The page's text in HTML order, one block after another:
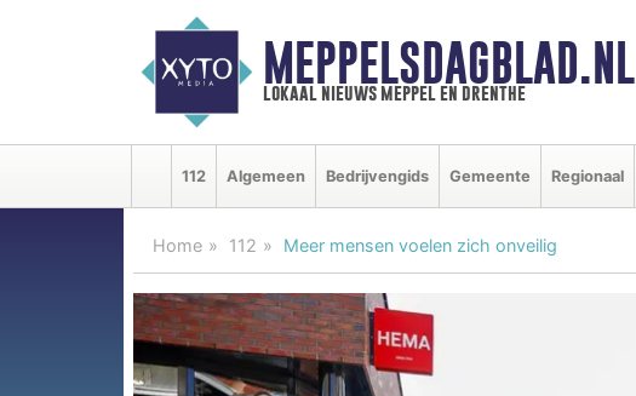
MEPPELSDAGBLAD.NL
lokaal nieuws meppel en drenthe
112 Algemeen Bedrijvengids Gemeente Regionaal
Home 112 Meer mensen voelen zich onveilig